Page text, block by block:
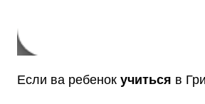
Если ва ребенок учиться в